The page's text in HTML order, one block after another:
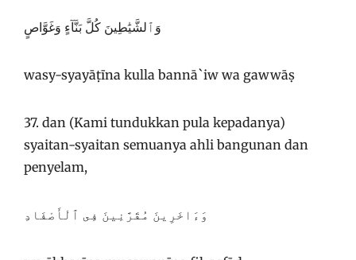
وَٱلشَّيَٰطِينَ كُلَّ بَنَّآءٍ وَغَوَّاصٍ
wasy-syayāṭīna kulla bannā`iw wa gawwāṣ
37. dan (Kami tundukkan pula kepadanya)
syaitan-syaitan semuanya ahli bangunan dan
penyelam,
وَءَاخَرِينَ مُقَرَّنِينَ فِى ٱلْأَصْفَادِ